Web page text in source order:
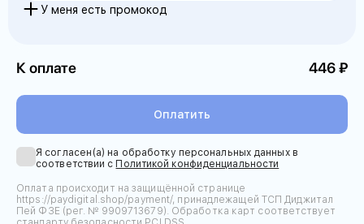
У меня есть промокод
К оплате 446
Оплатить
Я согласен(а) на обработку персональных данных в
соответствии с Политикой конфиденциальности
Оплата происходит на защищённой странице
https://paydigital.shop/payment/, принадлежащей ТСП Диджитал
Пей ФЗЕ (рег. № 9909713679). Обработка карт соответствует